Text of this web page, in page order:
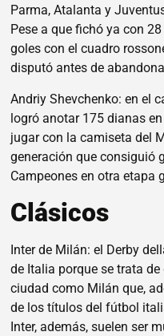
Parma, Atalanta y
Pese a que fichó ya con
goles con el cuadro
disputó antes de
Andriy Shevchenko: en el
logró anotar 175 dianas
jugar con la camiseta del
generación que consiguió
Campeones en otra etapa
Clásicos
Inter de Milán: el Derby
de Italia porque se trata
ciudad como Milán que,
de los títulos del fútbol
Inter, además, suelen ser